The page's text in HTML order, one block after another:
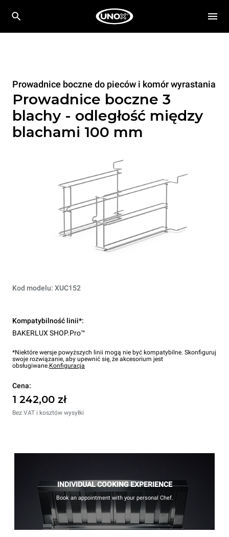
Prowadnice boczne do pieców i komór wyrastania
Prowadnice boczne 3
blachy - odległość między
blachami 100 mm
Kod modelu: XUC152
Kompatybilność linii*:
BAKERLUX SHOP.Pro™
*Niektóre wersje powyższych linii mogą nie być kompatybilne. Skonfiguruj
swoje rozwiązanie, aby upewnić się, że akcesorium jest
obsługiwane.Konfiguracja
Cena:
1 242,00 zł
Bez VAT i kosztów wysyłki
INDIVIDUAL COOKING EXPERIENCE
Book an appointment with your personal Chef.